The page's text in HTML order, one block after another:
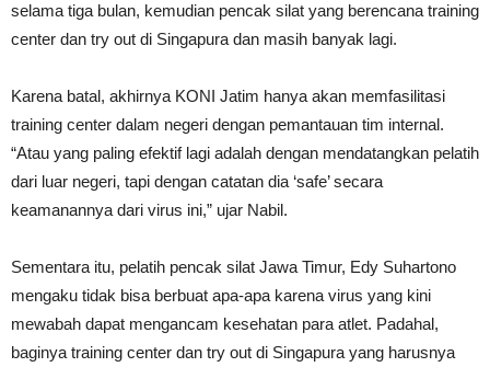
selama tiga bulan, kemudian pencak silat yang berencana training
center dan try out di Singapura dan masih banyak lagi.
Karena batal, akhirnya KONI Jatim hanya akan memfasilitasi
training center dalam negeri dengan pemantauan tim internal.
“Atau yang paling efektif lagi adalah dengan mendatangkan pelatih
dari luar negeri, tapi dengan catatan dia ‘safe’ secara
keamanannya dari virus ini,” ujar Nabil.
Sementara itu, pelatih pencak silat Jawa Timur, Edy Suhartono
mengaku tidak bisa berbuat apa-apa karena virus yang kini
mewabah dapat mengancam kesehatan para atlet. Padahal,
baginya training center dan try out di Singapura yang harusnya